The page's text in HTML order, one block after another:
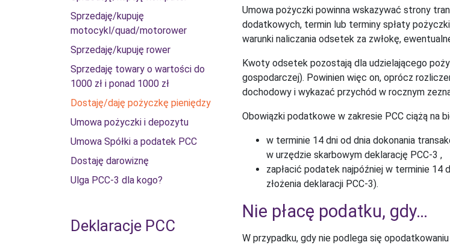
Sprzedaję/kupuję
motocykl/quad/motorower
Sprzedaję/kupuję rower
Sprzedaję towary o wartości do
1000 zł i ponad 1000 zł
Dostaję/daję pożyczkę pieniędzy
Umowa pożyczki i depozytu
Umowa Spółki a podatek PCC
Dostaję darowiznę
Ulga PCC-3 dla kogo?
Deklaracje PCC
Umowa pożyczki powinna wskazywać strony
dodatkowych, termin lub terminy spłaty
warunki naliczania odsetek za zwłokę,
Kwoty odsetek pozostają dla udzielającego
gospodarczej). Powinien więc on, oprócz
dochodowy i wykazać przychód w rocznym
Obowiązki podatkowe w zakresie PCC ciążą na
w terminie 14 dni od dnia dokonania
w urzędzie skarbowym deklarację PCC-3 ,
zapłacić podatek najpóźniej w terminie 14
złożenia deklaracji PCC-3).
Nie płacę podatku, gdy…
W przypadku, gdy nie podlega się